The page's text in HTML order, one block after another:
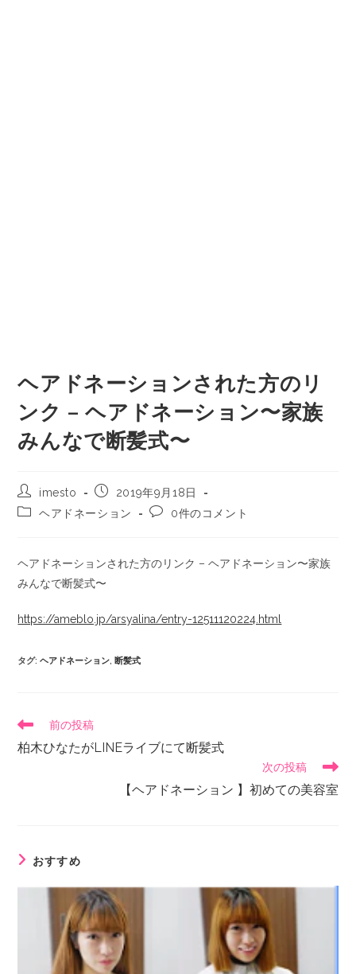
ヘアドネーションされた方のリ
ンク – ヘアドネーション〜家族
みんなで断髪式〜
imesto
2019年9月18日
ヘアドネーション
0件のコメント
ヘアドネーションされた方のリンク – ヘアドネーション〜家族
みんなで断髪式〜
https://ameblo.jp/arsyalina/entry-12511120224.html
タグ:ヘアドネーション, 断髪式
前の投稿
柏木ひなたがLINEライブにて断髪式
次の投稿
【ヘアドネーション 】初めての美容室
おすすめ